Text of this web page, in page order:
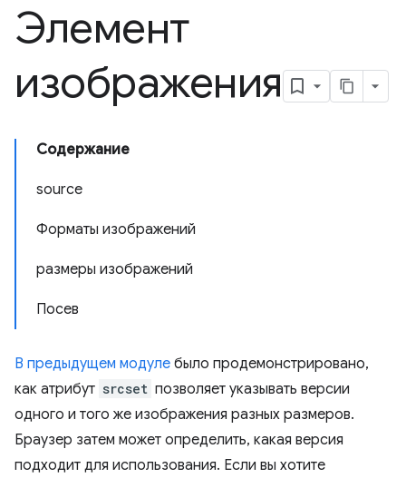
Элемент
изображения
Содержание
source
Форматы изображений
размеры изображений
Посев
В предыдущем модуле было продемонстрировано,
как атрибут srcset позволяет указывать версии
одного и того же изображения разных размеров.
Браузер затем может определить, какая версия
подходит для использования. Если вы хотите